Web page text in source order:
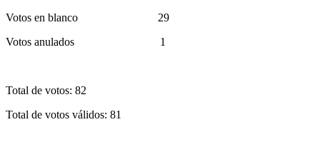
Votos en blanco 29
Votos anulados 1
Total de votos: 82
Total de votos válidos: 81